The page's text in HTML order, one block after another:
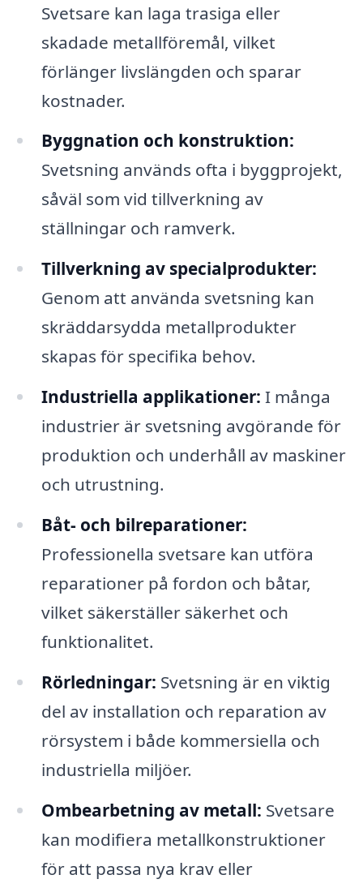
Svetsare kan laga trasiga eller
skadade metallföremål, vilket
förlänger livslängden och sparar
kostnader.
Byggnation och konstruktion:
Svetsning används ofta i byggprojekt,
såväl som vid tillverkning av
ställningar och ramverk.
Tillverkning av specialprodukter:
Genom att använda svetsning kan
skräddarsydda metallprodukter
skapas för specifika behov.
Industriella applikationer: I många
industrier är svetsning avgörande för
produktion och underhåll av maskiner
och utrustning.
Båt- och bilreparationer:
Professionella svetsare kan utföra
reparationer på fordon och båtar,
vilket säkerställer säkerhet och
funktionalitet.
Rörledningar: Svetsning är en viktig
del av installation och reparation av
rörsystem i både kommersiella och
industriella miljöer.
Ombearbetning av metall: Svetsare
kan modifiera metallkonstruktioner
för att passa nya krav eller